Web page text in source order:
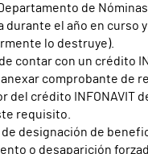
de
durante el año en curso y
lo destruye).
contar con un crédito
comprobante de
del crédito INFONAVIT
requisito.
de designación de
o desaparición